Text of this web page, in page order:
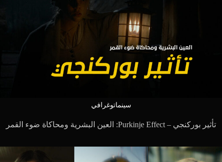
سينماتوغرافي
تأثير بوركنجي – Purkinje Effect: العين البشرية ومحاكاة ضوء القمر